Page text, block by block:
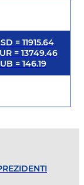
= 11915.64
= 13749.46
= 146.19